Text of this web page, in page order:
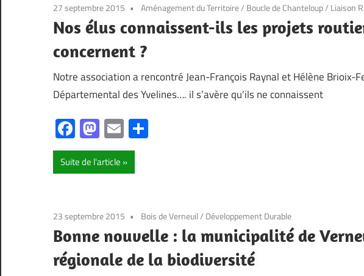
27 septembre 2015 Aménagement du Territoire/ Boucle de Chanteloup/ Liaison
Nos élus connaissent-ils les projets
concernent ?
Notre association a rencontré Jean-François Raynal et Hélène Brioix-
Départemental des Yvelines…. il s’avère qu’ils ne connaissent
Facebook
Mastodon
Email
Suite de l'article
23 septembre 2015 Bois de Verneuil/ Développement Durable
Bonne nouvelle : la municipalité de
régionale de la biodiversité